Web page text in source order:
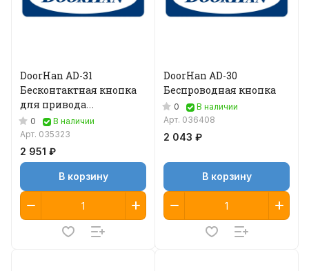
DoorHan AD-31
Бесконтактная кнопка
для привода
автоматических дверей
0
В наличии
Арт. 035323
2 951 ₽
В корзину
DoorHan AD-30
Беспроводная кнопка
0
В наличии
Арт. 036408
2 043 ₽
В корзину